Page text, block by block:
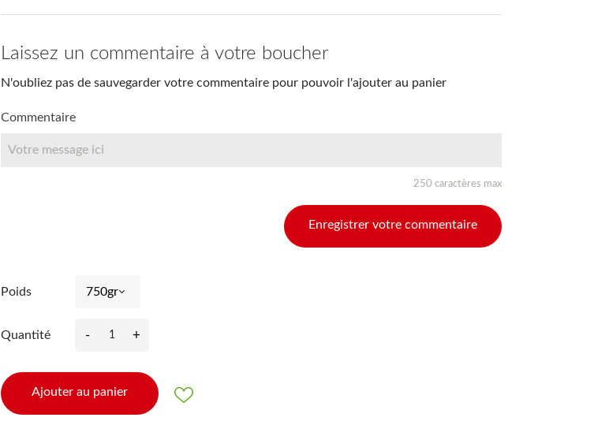
Laissez un commentaire à votre boucher
N'oubliez pas de sauvegarder votre commentaire pour pouvoir l'ajouter au panier
Commentaire
250 caractères max
Enregistrer votre commentaire
Poids
Quantité - +
Ajouter au panier